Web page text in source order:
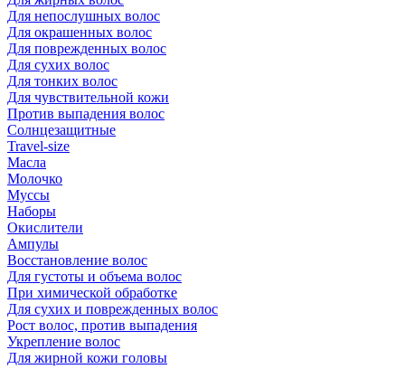
Для непослушных волос
Для окрашенных волос
Для поврежденных волос
Для сухих волос
Для тонких волос
Для чувствительной кожи
Против выпадения волос
Солнцезащитные
Travel-size
Масла
Молочко
Муссы
Наборы
Окислители
Ампулы
Восстановление волос
Для густоты и объема волос
При химической обработке
Для сухих и поврежденных волос
Рост волос, против выпадения
Укрепление волос
Для жирной кожи головы